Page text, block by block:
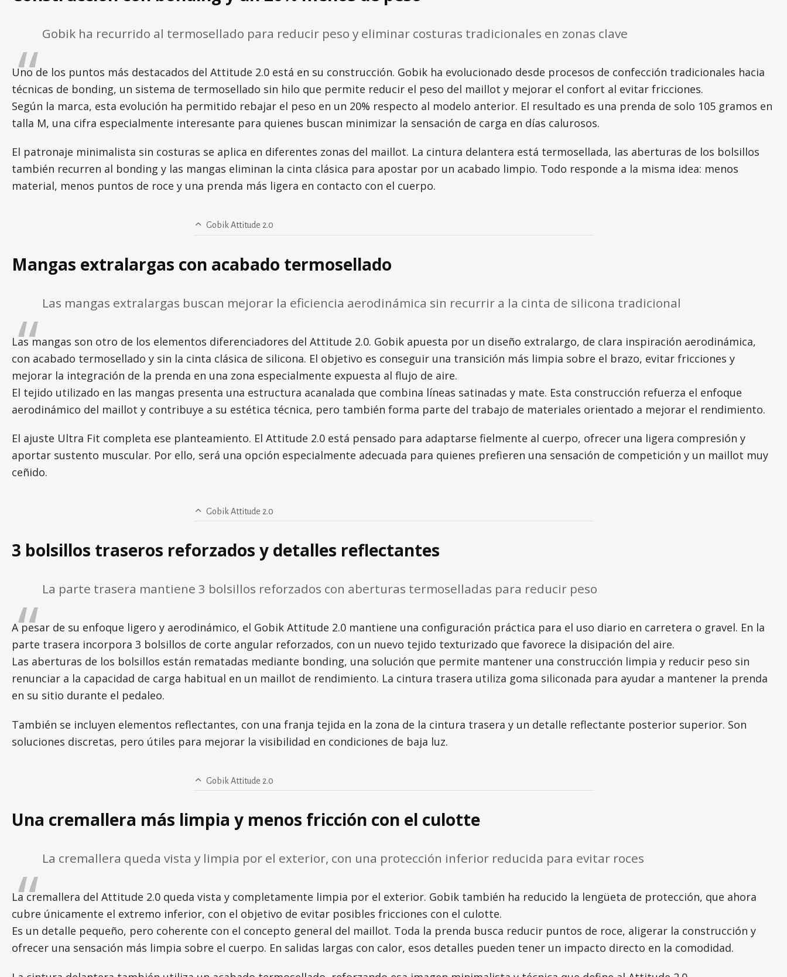
Gobik ha recurrido al termosellado para reducir peso y eliminar costuras tradicionales en zonas clave
Uno de los puntos más destacados del Attitude 2.0 está en su construcción. Gobik ha evolucionado desde procesos de confección tradicionales hacia
técnicas de bonding, un sistema de termosellado sin hilo que permite reducir el peso del maillot y mejorar el confort al evitar fricciones.
Según la marca, esta evolución ha permitido rebajar el peso en un 20% respecto al modelo anterior. El resultado es una prenda de solo 105 gramos en
talla M, una cifra especialmente interesante para quienes buscan minimizar la sensación de carga en días calurosos.
El patronaje minimalista sin costuras se aplica en diferentes zonas del maillot. La cintura delantera está termosellada, las aberturas de los bolsillos
también recurren al bonding y las mangas eliminan la cinta clásica para apostar por un acabado limpio. Todo responde a la misma idea: menos
material, menos puntos de roce y una prenda más ligera en contacto con el cuerpo.
Gobik Attitude 2.0
Mangas extralargas con acabado termosellado
Las mangas extralargas buscan mejorar la eficiencia aerodinámica sin recurrir a la cinta de silicona tradicional
Las mangas son otro de los elementos diferenciadores del Attitude 2.0. Gobik apuesta por un diseño extralargo, de clara inspiración aerodinámica,
con acabado termosellado y sin la cinta clásica de silicona. El objetivo es conseguir una transición más limpia sobre el brazo, evitar fricciones y
mejorar la integración de la prenda en una zona especialmente expuesta al flujo de aire.
El tejido utilizado en las mangas presenta una estructura acanalada que combina líneas satinadas y mate. Esta construcción refuerza el enfoque
aerodinámico del maillot y contribuye a su estética técnica, pero también forma parte del trabajo de materiales orientado a mejorar el rendimiento.
El ajuste Ultra Fit completa ese planteamiento. El Attitude 2.0 está pensado para adaptarse fielmente al cuerpo, ofrecer una ligera compresión y
aportar sustento muscular. Por ello, será una opción especialmente adecuada para quienes prefieren una sensación de competición y un maillot muy
ceñido.
Gobik Attitude 2.0
3 bolsillos traseros reforzados y detalles reflectantes
La parte trasera mantiene 3 bolsillos reforzados con aberturas termoselladas para reducir peso
A pesar de su enfoque ligero y aerodinámico, el Gobik Attitude 2.0 mantiene una configuración práctica para el uso diario en carretera o gravel. En la
parte trasera incorpora 3 bolsillos de corte angular reforzados, con un nuevo tejido texturizado que favorece la disipación del aire.
Las aberturas de los bolsillos están rematadas mediante bonding, una solución que permite mantener una construcción limpia y reducir peso sin
renunciar a la capacidad de carga habitual en un maillot de rendimiento. La cintura trasera utiliza goma siliconada para ayudar a mantener la prenda
en su sitio durante el pedaleo.
También se incluyen elementos reflectantes, con una franja tejida en la zona de la cintura trasera y un detalle reflectante posterior superior. Son
soluciones discretas, pero útiles para mejorar la visibilidad en condiciones de baja luz.
Gobik Attitude 2.0
Una cremallera más limpia y menos fricción con el culotte
La cremallera queda vista y limpia por el exterior, con una protección inferior reducida para evitar roces
La cremallera del Attitude 2.0 queda vista y completamente limpia por el exterior. Gobik también ha reducido la lengüeta de protección, que ahora
cubre únicamente el extremo inferior, con el objetivo de evitar posibles fricciones con el culotte.
Es un detalle pequeño, pero coherente con el concepto general del maillot. Toda la prenda busca reducir puntos de roce, aligerar la construcción y
ofrecer una sensación más limpia sobre el cuerpo. En salidas largas con calor, esos detalles pueden tener un impacto directo en la comodidad.